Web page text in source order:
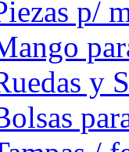
p/
y